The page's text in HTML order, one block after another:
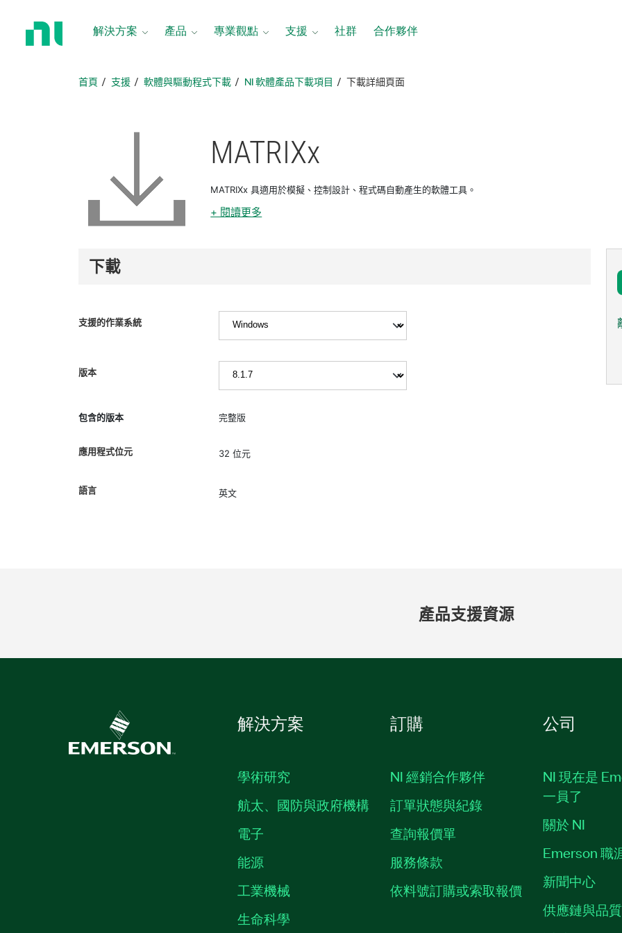
解決方案 產品 專業觀點 支援 社群 合作夥伴
首頁 支援 軟體與驅動程式下載 NI 軟體產品下載項目 下載詳細頁面
MATRIXx
MATRIXx 具適用於模擬、控制設計、程式碼自動產生的軟體工具。
+ 閱讀更多
下載
支援的作業系統
版本
包含的版本 完整版
應用程式位元 32 位元
語言 英文
產品支援資源
解決方案
學術研究
航太、國防與政府機構
電子
能源
工業機械
生命科學
訂購
NI 經銷合作夥伴
訂單狀態與紀錄
查詢報價單
服務條款
依料號訂購或索取報價
公司
NI 現在是
一員了
關於 NI
Emerson 職
新聞中心
供應鏈與品質